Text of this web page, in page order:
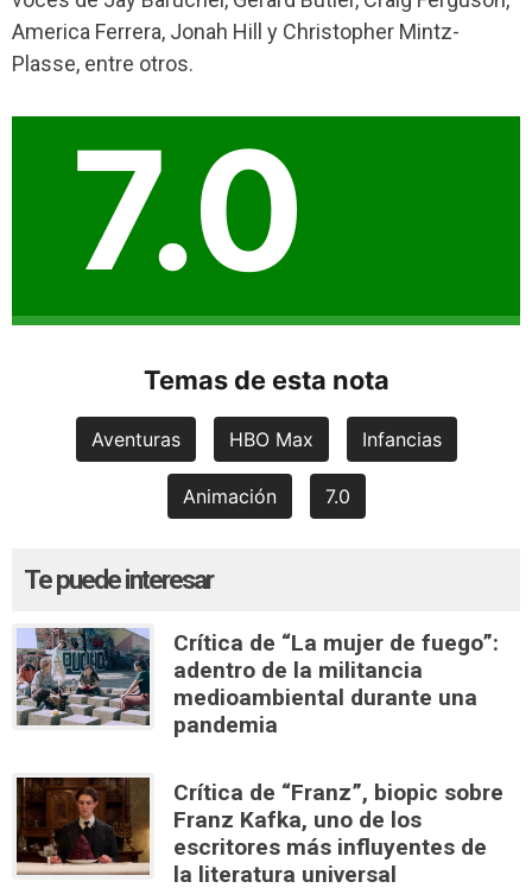
America Ferrera, Jonah Hill y Christopher Mintz-
Plasse, entre otros.
7.0
Temas de esta nota
Aventuras HBO Max Infancias
Animación 7.0
Te puede interesar
Crítica de “La mujer de fuego”:
adentro de la militancia
medioambiental durante una
pandemia
Crítica de “Franz”, biopic sobre
Franz Kafka, uno de los
escritores más influyentes de
la literatura universal